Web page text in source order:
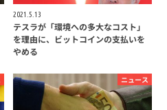
2021.5.13
テスラが「環境への多大なコスト」
を理由に、ビットコインの支払いを
やめる
ニュース